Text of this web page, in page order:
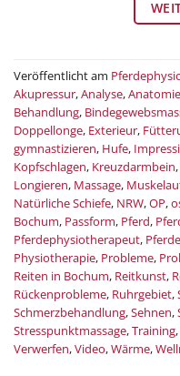
Veröffentlicht am
Akupressur,Analyse,Anatomie
Behandlung,
Doppellonge, Exterieur,
gymnastizieren, Hufe,
Kopfschlagen, Kreuzdarmbein,
Longieren, Massage,
Natürliche Schiefe, NRW,OP,
Bochum, Passform, Pferd,
Pferdephysiotherapeut,
Physiotherapie, Probleme,
Reiten in Bochum, Reitkunst,
Rückenprobleme, Ruhrgebiet,
Schmerzbehandlung,Sehnen,
Stresspunktmassage,Training,
Verwerfen,Video,Wärme,